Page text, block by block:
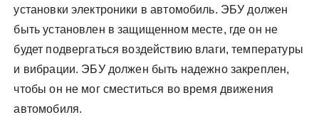
установки электроники в автомобиль. ЭБУ должен
быть установлен в защищенном месте, где он не
будет подвергаться воздействию влаги, температуры
и вибрации. ЭБУ должен быть надежно закреплен,
чтобы он не мог сместиться во время движения
автомобиля.